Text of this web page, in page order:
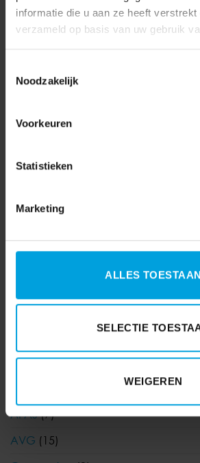
informatie die u aan ze heeft verstrekt
verzameld op basis van uw gebruik
Noodzakelijk
Voorkeuren
Statistieken
Marketing
ALLES TOESTAAN
SELECTIE
WEIGEREN
AFAS(7)
AVG (15)